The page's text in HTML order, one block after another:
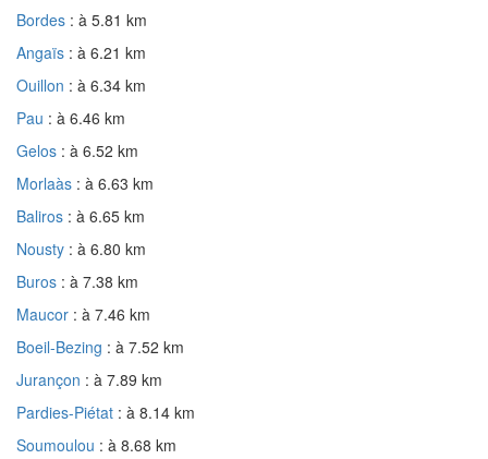
Bordes : à 5.81 km
Angaïs : à 6.21 km
Ouillon : à 6.34 km
Pau : à 6.46 km
Gelos : à 6.52 km
Morlaàs : à 6.63 km
Baliros : à 6.65 km
Nousty : à 6.80 km
Buros : à 7.38 km
Maucor : à 7.46 km
Boeil-Bezing : à 7.52 km
Jurançon : à 7.89 km
Pardies-Piétat : à 8.14 km
Soumoulou : à 8.68 km